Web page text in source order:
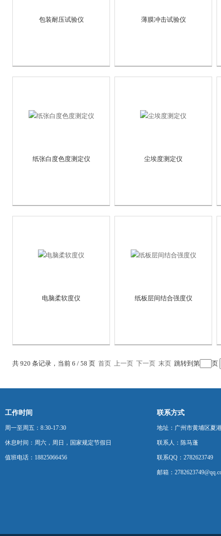
包装耐压试验仪 薄膜冲击试验仪
纸张白度色度测定仪 尘埃度测定仪
电脑柔软度仪 纸板层间结合强度仪
共 920 条记录，当前 6 / 58 页 首页 上一页 下一页 末页 跳转到第 页
工作时间
周一至周五：8:30-17:30
休息时间：周六，周日，国家规定节假日
值班电话：18825066456
联系方式
地址：广州市黄埔区夏
联系人：陈马蓬
联系QQ：2782623749
邮箱：